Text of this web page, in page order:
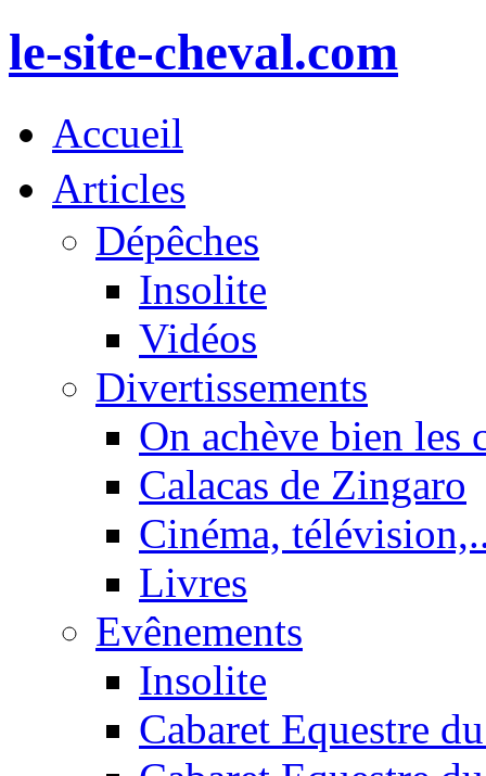
le-site-cheval.com
Accueil
Articles
Dépêches
Insolite
Vidéos
Divertissements
On achève bien les
Calacas de Zingaro
Cinéma,
Livres
Evênements
Insolite
Cabaret Equestre